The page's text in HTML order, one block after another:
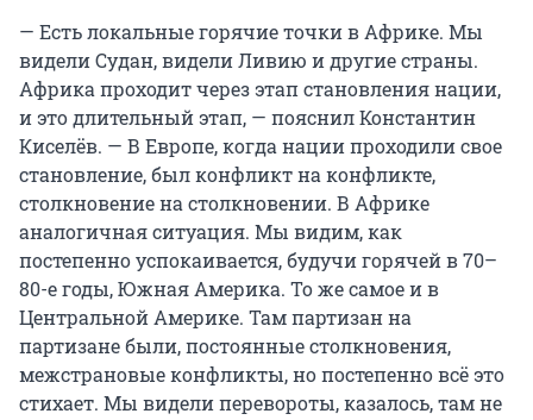
— Есть локальные горячие точки в Африке. Мы
видели Судан, видели Ливию и другие страны.
Африка проходит через этап становления нации,
и это длительный этап, — пояснил Константин
Киселёв. — В Европе, когда нации проходили свое
становление, был конфликт на конфликте,
столкновение на столкновении. В Африке
аналогичная ситуация. Мы видим, как
постепенно успокаивается, будучи горячей в 70–
80-е годы, Южная Америка. То же самое и в
Центральной Америке. Там партизан на
партизане были, постоянные столкновения,
межстрановые конфликты, но постепенно всё это
стихает. Мы видели перевороты, казалось, там не